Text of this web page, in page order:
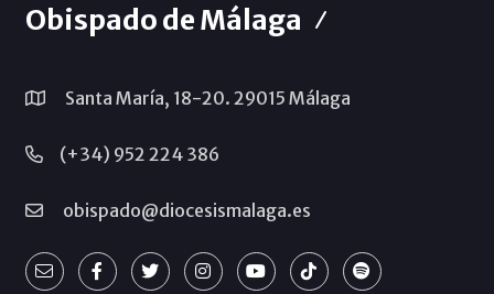
Obispado de Málaga
Santa María, 18-20. 29015 Málaga
(+34) 952 224 386
obispado@diocesismalaga.es